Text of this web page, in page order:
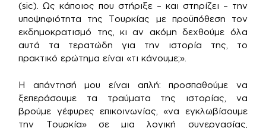
(sic). Ως κάποιος που στήριξε – και στηρίζει – την
υποψηφιότητα της Τουρκίας με προϋπόθεση τον
εκδημοκρατισμό της, κι αν ακόμη δεχθούμε όλα
αυτά τα τερατώδη για την ιστορία της, το
πρακτικό ερώτημα είναι «τι κάνουμε;».
Η απάντησή μου είναι απλή: προσπαθούμε να
ξεπεράσουμε τα τραύματα της ιστορίας, να
βρούμε γέφυρες επικοινωνίας, «να εγκλωβίσουμε
την Τουρκία» σε μια λογική συνεργασίας,